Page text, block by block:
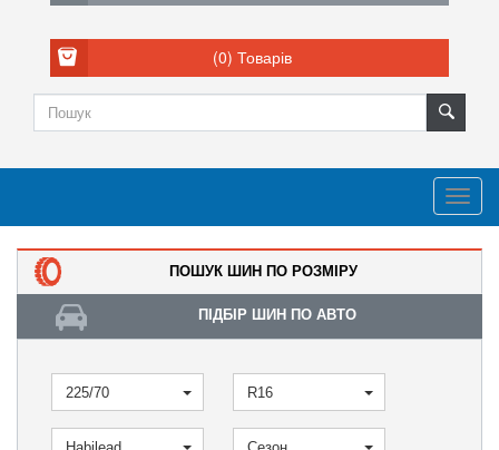
(0) Товарів
ПОШУК ШИН ПО РОЗМІРУ
ПІДБІР ШИН ПО АВТО
225/70 R16
Habilead Сезон